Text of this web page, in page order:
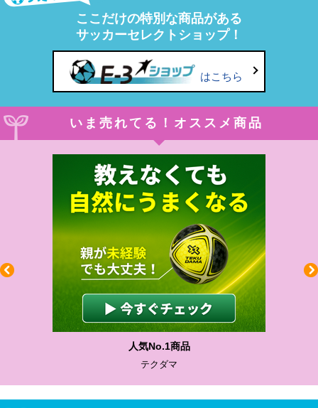
ここだけの特別な商品がある
サッカーセレクトショップ！
はこちら
いま売れてる！オススメ商品
わかりやすい質問に沿って書ける
サカイクサッカーノート